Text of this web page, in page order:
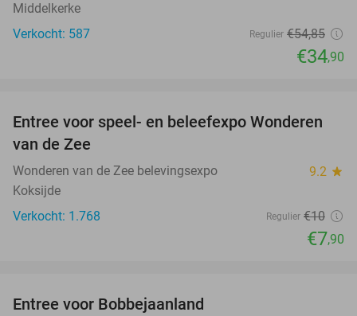
Middelkerke
Verkocht: 587
Regulier €54,85
€34,90
21%
Entree voor speel- en beleefexpo Wonderen
van de Zee
Wonderen van de Zee belevingsexpo 9.2 star
Koksijde
Verkocht: 1.768
Regulier €10
€7,90
Entree voor Bobbejaanland